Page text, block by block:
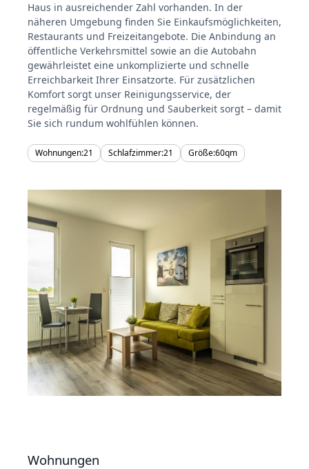
Haus in ausreichender Zahl vorhanden. In der
näheren Umgebung finden Sie Einkaufsmöglichkeiten,
Restaurants und Freizeitangebote. Die Anbindung an
öffentliche Verkehrsmittel sowie an die Autobahn
gewährleistet eine unkomplizierte und schnelle
Erreichbarkeit Ihrer Einsatzorte. Für zusätzlichen
Komfort sorgt unser Reinigungsservice, der
regelmäßig für Ordnung und Sauberkeit sorgt – damit
Sie sich rundum wohlfühlen können.
Wohnungen:21 Schlafzimmer:21 Größe:60qm
Wohnungen